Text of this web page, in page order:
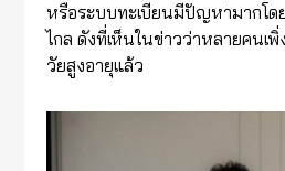
หรือระบบทะเบียนมีปัญหามากโด
ไกล ดังที่เห็นในข่าวว่าหลายคนเ
วัยสูงอายุแล้ว